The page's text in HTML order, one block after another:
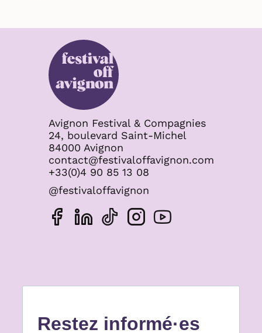
Avignon Festival & Compagnies
24, boulevard Saint-Michel
84000 Avignon
contact@festivaloffavignon.com
+33(0)4 90 85 13 08
@festivaloffavignon